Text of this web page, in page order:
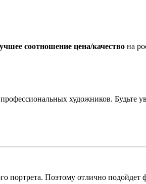
соотношение цена/качество на
художников. Будьте
портрета. Поэтому отлично